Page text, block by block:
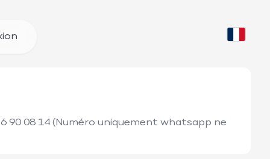
90 08 14 (Numéro uniquement whatsapp ne